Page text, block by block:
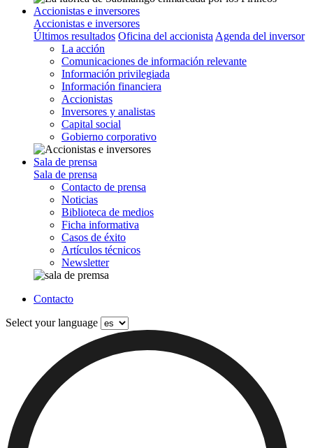
Accionistas e inversores
Accionistas e inversores
Últimos resultados Oficina del accionista Agenda del inversor
La acción
Comunicaciones de información relevante
Información privilegiada
Información financiera
Accionistas
Inversores y analistas
Capital social
Gobierno corporativo
Sala de prensa
Sala de prensa
Contacto de prensa
Noticias
Biblioteca de medios
Ficha informativa
Casos de éxito
Artículos técnicos
Newsletter
Contacto
Select your language